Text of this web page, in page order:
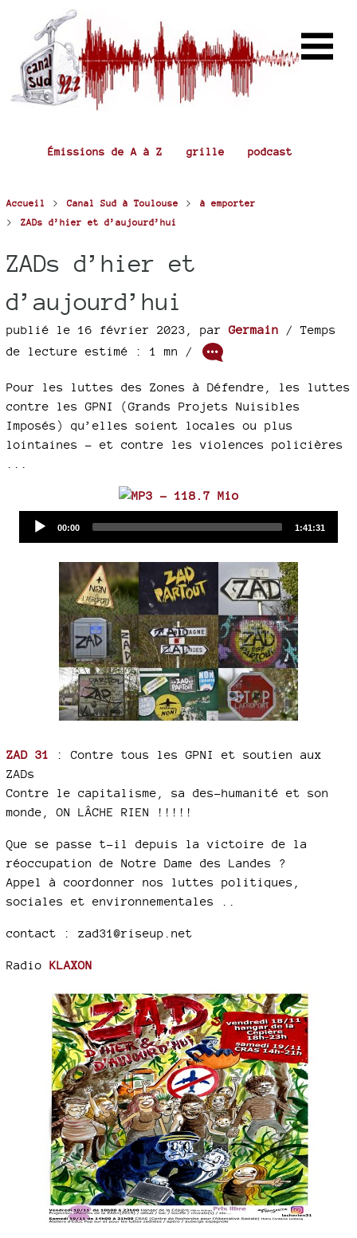
Émissions de A à Z grille podcast
Accueil > Canal Sud à Toulouse > à emporter
> ZADs d’hier et d’aujourd’hui
ZADs d’hier et
d’aujourd’hui
publié le 16 février 2023 parGermain / Temps
de lecture estimé : 1 mn /
Pour les luttes des Zones à Défendre, les luttes
contre les GPNI (Grands Projets Nuisibles
Imposés) qu’elles soient locales ou plus
lointaines - et contre les violences policières
Current
00:00
Total
1:41:31
ZAD 31
: Contre tous les GPNI et soutien aux
ZADs
Contre le capitalisme, sa des-humanité et son
monde, ON LÂCHE RIEN !!!!!
Que se passe t-il depuis la victoire de la
réoccupation de Notre Dame des Landes ?
Appel à coordonner nos luttes politiques,
sociales et environnementales ..
contact : zad31@riseup.net
Radio KLAXON